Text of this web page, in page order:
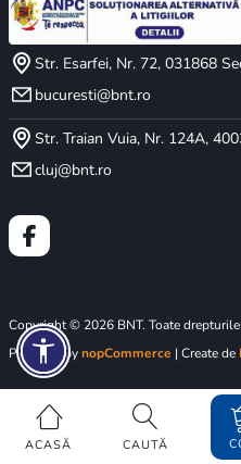
ACASĂ CAUTĂ
Str. Esarfei, Nr. 72, 031868
bucuresti@bnt.ro
Str. Traian Vuia, Nr. 124A,
cluj@bnt.ro
Copyright © 2026 BNT. Toate drepturile
Powered bynopCommerce | Create de